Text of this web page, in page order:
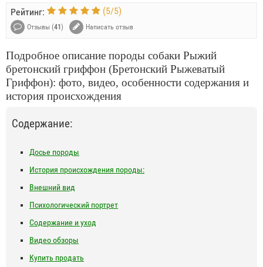
Рейтинг: (5/5)
Отзывы (41 ) Написать отзыв
Подробное описание породы собаки Рыжий
бретонский гриффон (Бретонский Рыжеватый
Гриффон): фото, видео, особенности содержания и
история происхождения
Содержание:
Досье породы
История происхождения породы:
Внешний вид
Психологический портрет
Содержание и уход
Видео обзоры
Купить продать